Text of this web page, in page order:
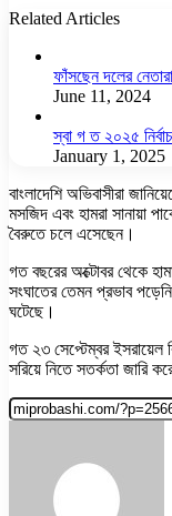
Related Articles
ফাঁসছেন দলের
June 11, 2024
স্বা গ ত ২০২৫
January 1, 2025
বাংলাদেশি অভিবাসীরা
মসজিদ এবং হামরা সানায়া
বৈরুতে চলে এসেছেন।
গত বছরের অক্টোবর থেকে
সংঘাতের তেমন প্রভাব
ঘটেছে।
গত ২৩ সেপ্টেম্বর ইসরায়েল
সরিয়ে নিতে সতর্কতা জারি